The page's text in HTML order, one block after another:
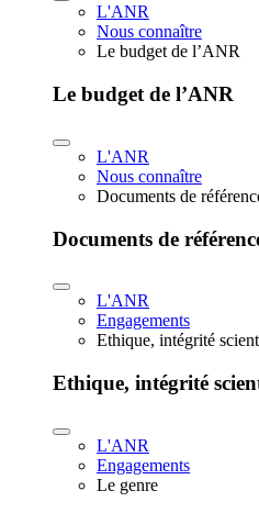
L'ANR
Nous connaître
Le budget de l’ANR
Le budget de l’ANR
L'ANR
Nous connaître
Documents de
Documents de
L'ANR
Engagements
Ethique, intégrité
Ethique, intégrité
L'ANR
Engagements
Le genre